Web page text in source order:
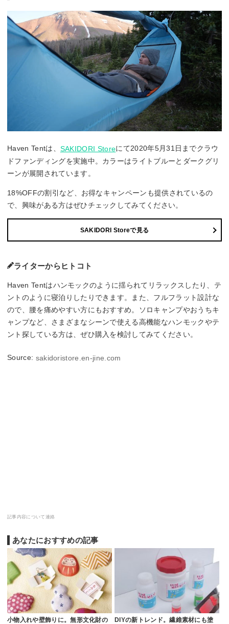
Haven Tentは、 SAKIDORI Storeにて2020年5月31日までクラウ
ドファンディングを実施中。カラーはライトブルーとダークグリ
ーンが展開されています。
18%OFFの割引など、お得なキャンペーンも提供されているの
で、興味がある方はぜひチェックしてみてください。
SAKIDORI Storeで見る
ライターからヒトコト
Haven Tentはハンモックのように揺られてリラックスしたり、テ
ントのように寝泊りしたりできます。また、フルフラット設計な
ので、腰を痛めやすい方にもおすすめ。ソロキャンプやおうちキ
ャンプなど、さまざまなシーンで使える高機能なハンモックやテ
ント探している方は、ぜひ購入を検討してみてください。
Source: sakidoristore.en-jine.com
記事内容について連絡
あなたにおすすめの記事
小物入れや壁飾りに。無形文化財の
DIYの新トレンド。繊維素材にも塗